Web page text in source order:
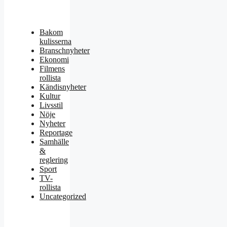
Bakom
kulisserna
Branschnyheter
Ekonomi
Filmens
rollista
Kändisnyheter
Kultur
Livsstil
Nöje
Nyheter
Reportage
Samhälle
&
reglering
Sport
TV-
rollista
Uncategorized